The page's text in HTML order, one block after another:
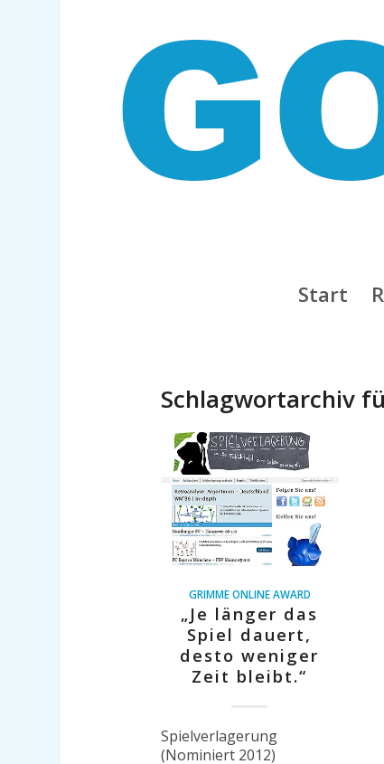
Start
Schlagwortarchiv
GRIMME ONLINE AWARD
„Je länger das
Spiel dauert,
desto weniger
Zeit bleibt.“
Spielverlagerung
(Nominiert 2012)